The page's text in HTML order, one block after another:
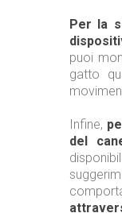
Per la
puoi
gatto
Infine,
del